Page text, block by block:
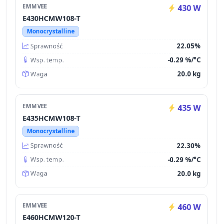
EMMVEE 430 W
E430HCMW108-T
Monocrystalline
Sprawność
22.05%
Wsp. temp. -0.29 %/°C
Waga 20.0 kg
EMMVEE 435 W
E435HCMW108-T
Monocrystalline
Sprawność
22.30%
Wsp. temp. -0.29 %/°C
Waga 20.0 kg
EMMVEE 460 W
E460HCMW120-T